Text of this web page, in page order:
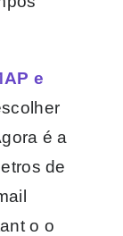
e
é a
de
o o